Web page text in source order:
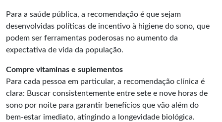
Para a saúde pública, a recomendação é que sejam
desenvolvidas políticas de incentivo à higiene do sono, que
podem ser ferramentas poderosas no aumento da
expectativa de vida da população.
Compre vitaminas e suplementos
Para cada pessoa em particular, a recomendação clínica é
clara: Buscar consistentemente entre sete e nove horas de
sono por noite para garantir benefícios que vão além do
bem-estar imediato, atingindo a longevidade biológica.